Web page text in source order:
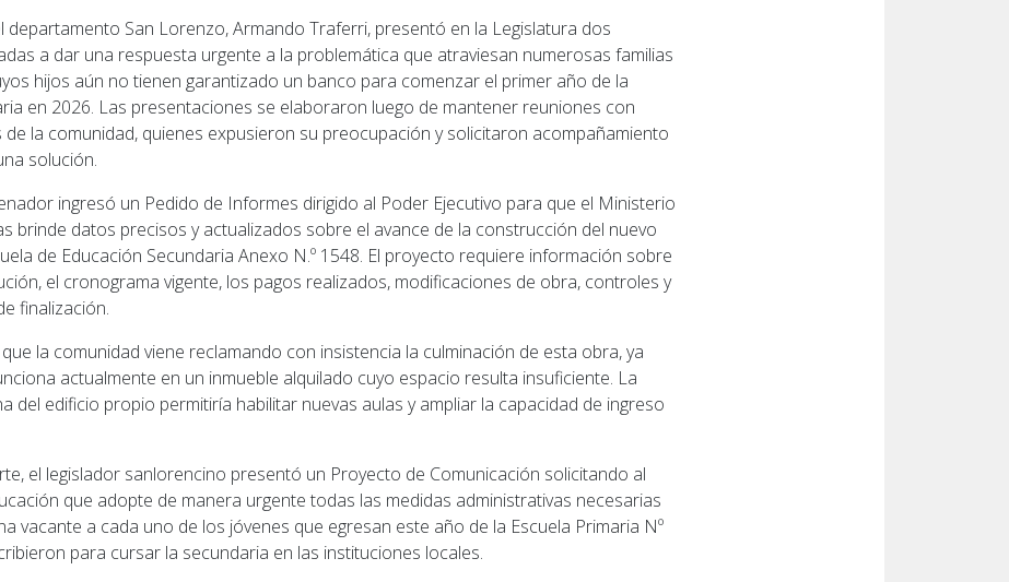
departamento San Lorenzo, Armando Traferri, presentó en la Legislatura dos
a dar una respuesta urgente a la problemática que atraviesan numerosas familias
hijos aún no tienen garantizado un banco para comenzar el primer año de la
en 2026. Las presentaciones se elaboraron luego de mantener reuniones con
de la comunidad, quienes expusieron su preocupación y solicitaron acompañamiento
solución.
ingresó un Pedido de Informes dirigido al Poder Ejecutivo para que el Ministerio
brinde datos precisos y actualizados sobre el avance de la construcción del nuevo
de Educación Secundaria Anexo N.º 1548. El proyecto requiere información sobre
el cronograma vigente, los pagos realizados, modificaciones de obra, controles y
finalización.
la comunidad viene reclamando con insistencia la culminación de esta obra, ya
actualmente en un inmueble alquilado cuyo espacio resulta insuficiente. La
del edificio propio permitiría habilitar nuevas aulas y ampliar la capacidad de ingreso
el legislador sanlorencino presentó un Proyecto de Comunicación solicitando al
que adopte de manera urgente todas las medidas administrativas necesarias
vacante a cada uno de los jóvenes que egresan este año de la Escuela Primaria Nº
para cursar la secundaria en las instituciones locales.